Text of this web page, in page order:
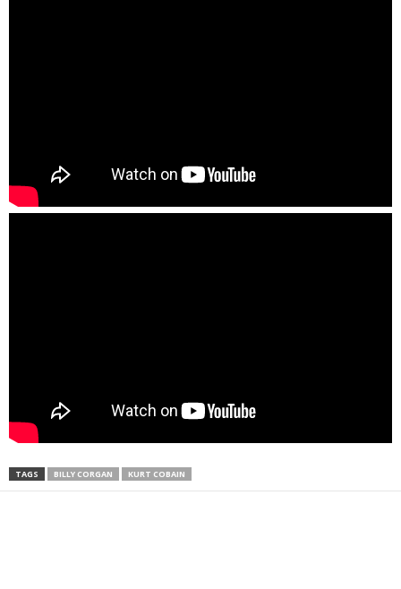
TAGS BILLY CORGAN KURT COBAIN